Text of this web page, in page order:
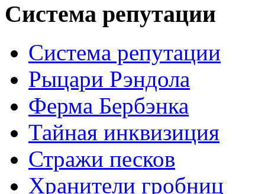
Система репутации
Система репутации
Рыцари Рэндола
Ферма Бербэнка
Тайная инквизиция
Стражи песков
Хранители гробниц